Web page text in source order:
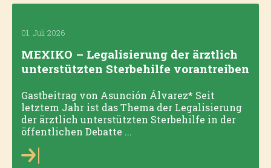
01. Juli 2026
MEXIKO – Legalisierung der ärztlich
unterstützten Sterbehilfe vorantreiben
Gastbeitrag von Asunción Álvarez* Seit
letztem Jahr ist das Thema der Legalisierung
der ärztlich unterstützten Sterbehilfe in der
öffentlichen Debatte ...